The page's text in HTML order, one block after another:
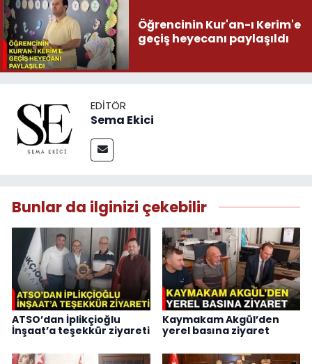
Öğrencinin Kur'an-ı Kerim'e
geçiş heyecanı paylaşıldı
EDITÖR
Sema Ekici
Bunlar da ilginizi çekebilir
ATSO’dan İplikçioğlu
İnşaat’a teşekkür ziyareti
Kaymakam Akgül’den
yerel basına ziyaret